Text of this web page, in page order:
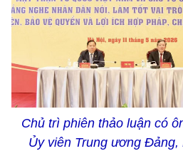
Chủ trì phiên thảo luận có
Ủy viên Trung ương